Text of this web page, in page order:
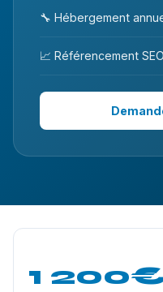
🔧 Hébergement
📈 Référencement SEO
1